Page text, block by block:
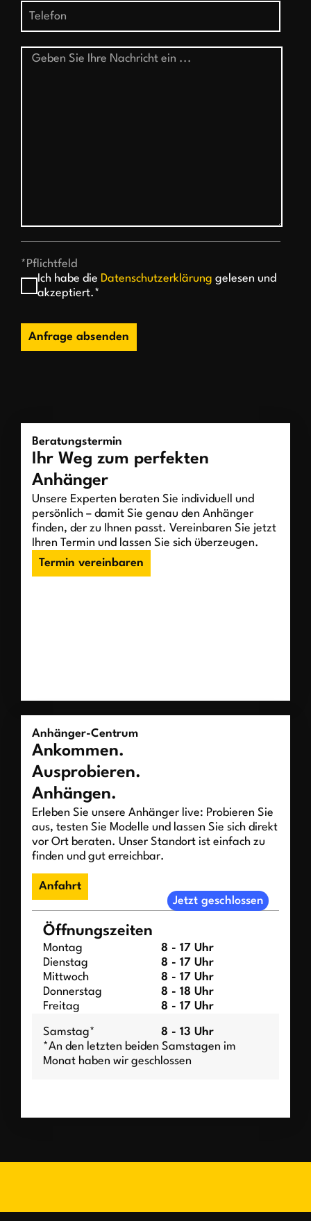
*Pflichtfeld
Ich habe die Datenschutzerklärung gelesen und
akzeptiert.*
Anfrage absenden
Beratungstermin
Ihr Weg zum perfekten
Anhänger
Unsere Experten beraten Sie individuell und
persönlich – damit Sie genau den Anhänger
finden, der zu Ihnen passt. Vereinbaren Sie jetzt
Ihren Termin und lassen Sie sich überzeugen.
Termin vereinbaren
Anhänger-Centrum
Ankommen.
Ausprobieren.
Anhängen.
Erleben Sie unsere Anhänger live: Probieren Sie
aus, testen Sie Modelle und lassen Sie sich direkt
vor Ort beraten. Unser Standort ist einfach zu
finden und gut erreichbar.
Anfahrt
Jetzt geschlossen
Öffnungszeiten
Montag
8 - 17 Uhr
Dienstag
8 - 17 Uhr
Mittwoch
8 - 17 Uhr
Donnerstag
8 - 18 Uhr
Freitag
8 - 17 Uhr
Samstag*
8 - 13 Uhr
*An den letzten beiden Samstagen im
Monat haben wir geschlossen